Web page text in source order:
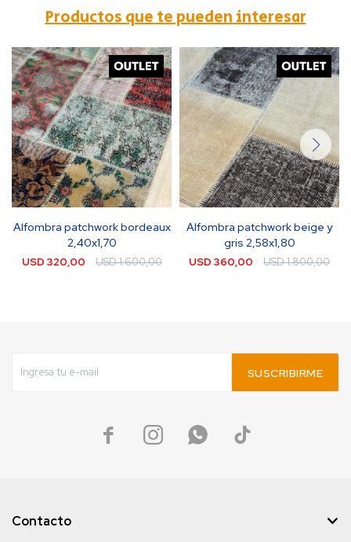
Productos que te pueden interesar
Alfombra patchwork bordeaux
2,40x1,70
USD 320,00 USD1.600,00
Alfombra patchwork beige y
gris 2,58x1,80
USD 360,00 USD1.800,00
SUSCRIBIRME
   
Contacto